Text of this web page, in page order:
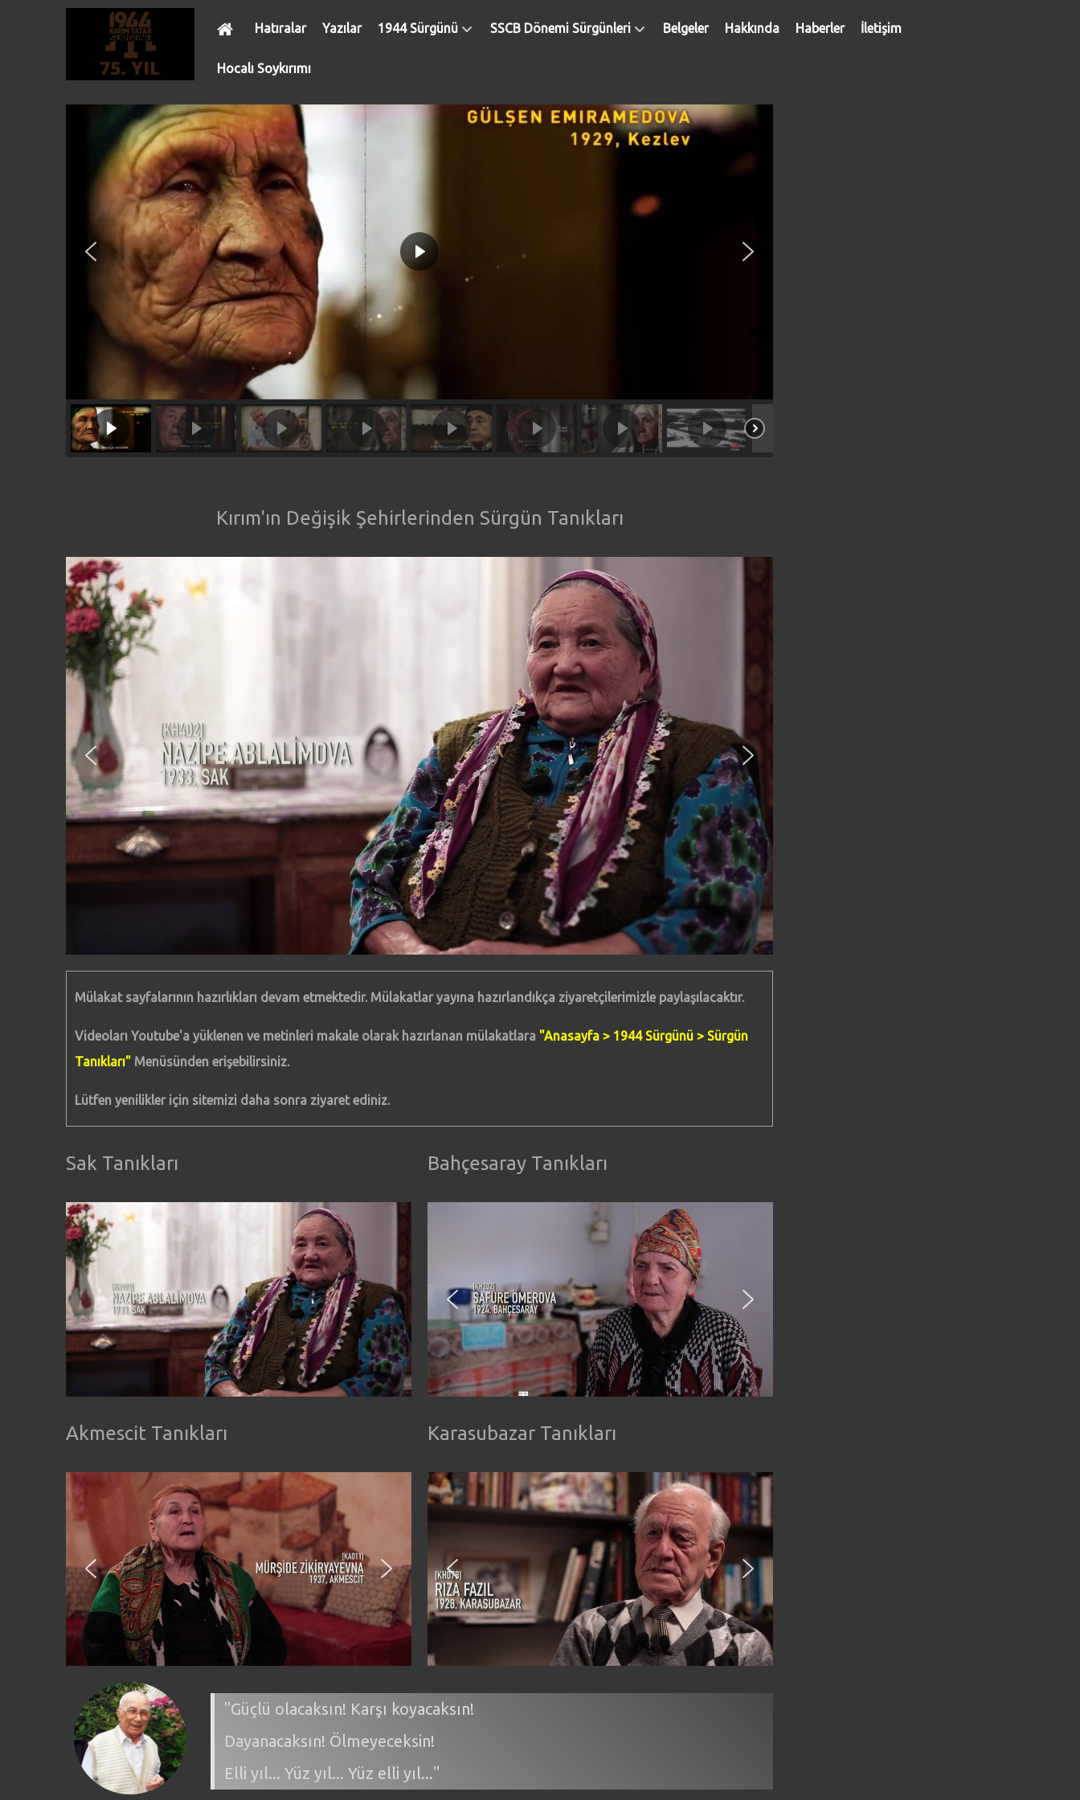
Hatıralar Yazılar 1944 Sürgünü SSCB Dönemi Sürgünleri Belgeler Hakkında Haberler İletişim
Hocalı Soykırımı
Kırım'ın Değişik Şehirlerinden Sürgün Tanıkları
Mülakat sayfalarının hazırlıkları devam etmektedir. Mülakatlar yayına hazırlandıkça ziyaretçilerimizle paylaşılacaktır.
Videoları Youtube'a yüklenen ve metinleri makale olarak hazırlanan mülakatlara "Anasayfa > 1944 Sürgünü > Sürgün
Tanıkları" Menüsünden erişebilirsiniz.
Lütfen yenilikler için sitemizi daha sonra ziyaret ediniz.
Sak Tanıkları Bahçesaray Tanıkları
Akmescit Tanıkları Karasubazar Tanıkları
"Güçlü olacaksın! Karşı koyacaksın!
Dayanacaksın! Ölmeyeceksin!
Elli yıl... Yüz yıl... Yüz elli yıl..."